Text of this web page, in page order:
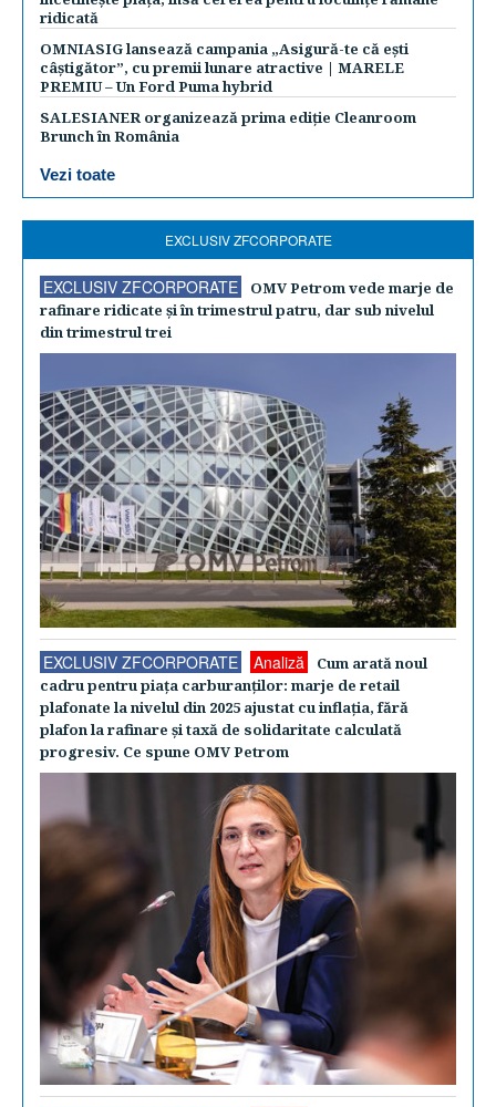
ridicată
OMNIASIG lansează campania „Asigură-te că ești
câștigător”, cu premii lunare atractive | MARELE
PREMIU – Un Ford Puma hybrid
SALESIANER organizează prima ediție Cleanroom
Brunch în România
Vezi toate
EXCLUSIV ZFCORPORATE
EXCLUSIV ZFCORPORATE
OMV Petrom vede marje de
rafinare ridicate şi în trimestrul patru, dar sub nivelul
din trimestrul trei
EXCLUSIV ZFCORPORATE Analiză
Cum arată noul
cadru pentru piaţa carburanţilor: marje de retail
plafonate la nivelul din 2025 ajustat cu inflaţia, fără
plafon la rafinare şi taxă de solidaritate calculată
progresiv. Ce spune OMV Petrom